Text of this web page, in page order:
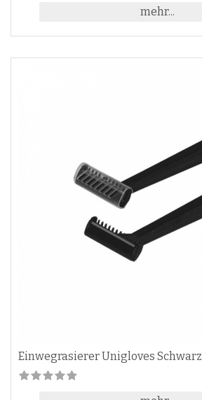
mehr...
Einwegrasierer Unigloves Schwarz